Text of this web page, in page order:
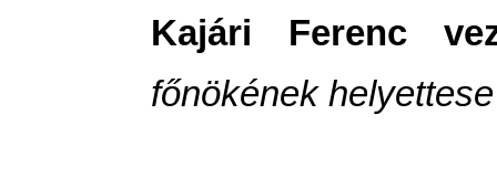
Kajári Ferenc
főnökének helyettese